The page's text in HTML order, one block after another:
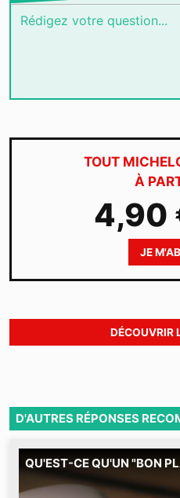
TOUT
À
4,90
JE
DÉCOUVRIR
D'AUTRES RÉPONSES
QU'EST-CE QU'UN "BON